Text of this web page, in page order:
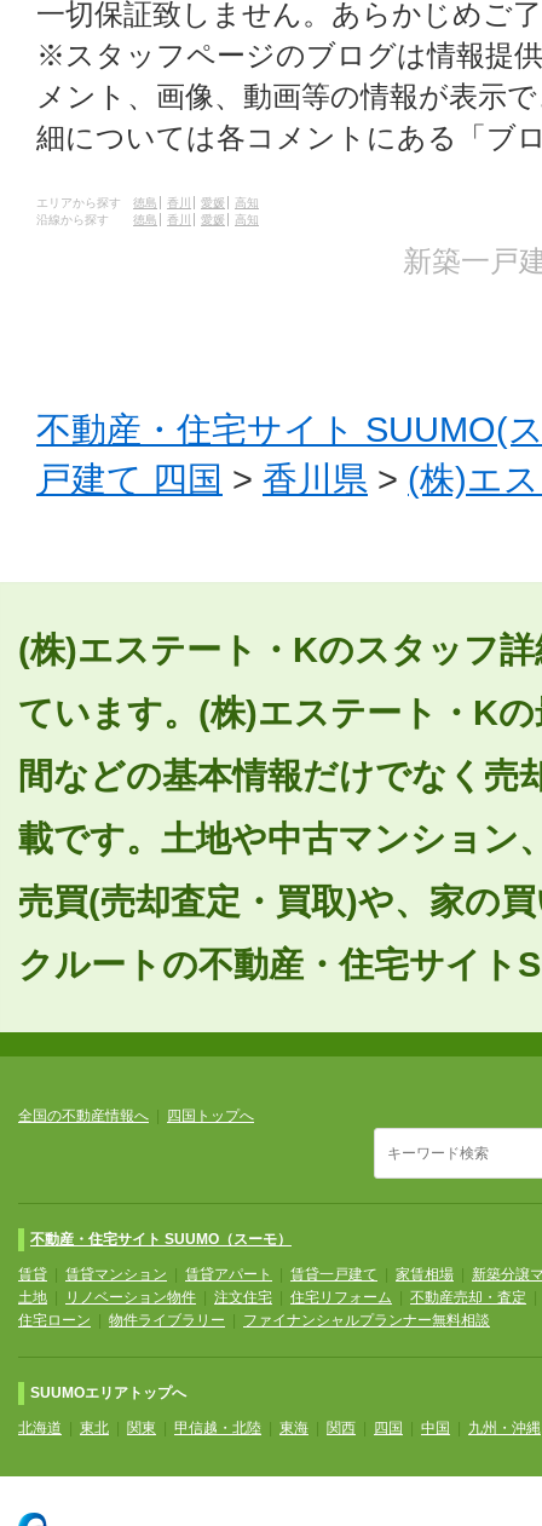
一切保証致しません。あらかじめご
※スタッフページのブログは情報提
メント、画像、動画等の情報が表示
細については各コメントにある「ブ
エリアから探す 徳島 香川 愛媛
高知
沿線から探す
徳島 香川 愛媛 高知
新築一戸
不動産・住宅サイト SUUMO(
戸建て 四国 > 香川県 > (株)エ
(株)エステート・Kのスタッフ
ています。(株)エステート・K
間などの基本情報だけでなく売
載です。土地や中古マンション
売買(売却査定・買取)や、家の
クルートの不動産・住宅サイト
全国の不動産情報へ 四国トップへ
不動産・住宅サイト SUUMO（スーモ）
賃貸 賃貸マンション 賃貸アパート 賃貸一戸建て 家賃相場
新築分譲
土地
リノベーション物件 注文住宅 住宅リフォーム 不動産売却・査定
住宅ローン
物件ライブラリー ファイナンシャルプランナー無料相談
SUUMOエリアトップへ
北海道 東北 関東 甲信越・北陸 東海 関西 四国 中国 九州・沖縄